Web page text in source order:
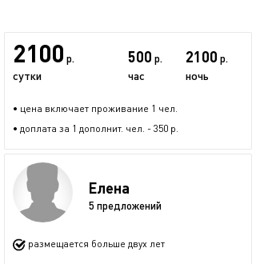
2100 р.
сутки
500 р.
час
2100 р.
ночь
• цена включает проживание 1 чел.
• доплата за 1 дополнит. чел. - 350 р.
Елена
5 предложений
размещается больше двух лет